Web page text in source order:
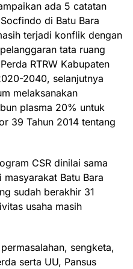
ada 5 catatan
di Batu Bara
terjadi konflik dengan
tata ruang
RTRW Kabupaten
2040, selanjutnya
melaksanakan
plasma 20% untuk
39 Tahun 2014 tentang
CSR dinilai sama
Batu Bara
sudah berakhir 31
usaha masih
sengketa,
serta UU, Pansus